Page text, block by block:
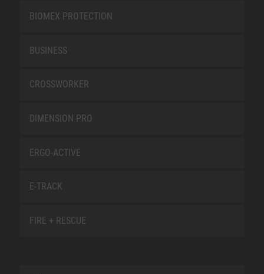
BIOMEX PROTECTION
BUSINESS
CROSSWORKER
DIMENSION PRO
ERGO-ACTIVE
E-TRACK
FIRE + RESCUE